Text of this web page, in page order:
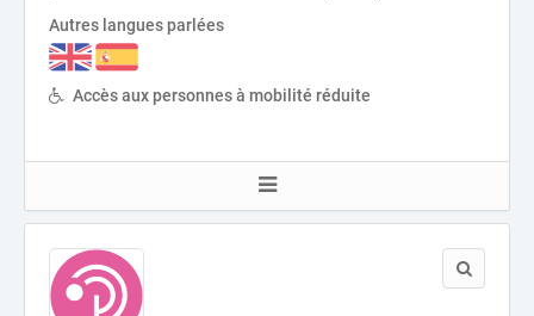
Autres langues parlées
Accès aux personnes à mobilité réduite